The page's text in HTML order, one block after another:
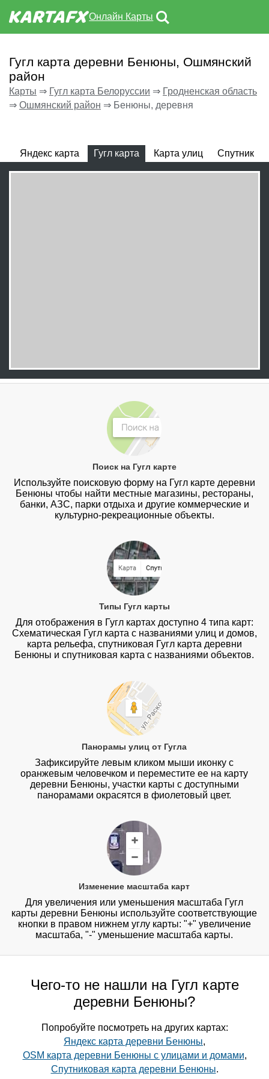
Онлайн Карты
Гугл карта деревни Бенюны, Ошмянский
район
Карты ⇒ Гугл карта Белоруссии ⇒ Гродненская область
⇒ Ошмянский район ⇒ Бенюны, деревня
Яндекс карта Гугл карта Карта улиц Спутник
Поиск на Гугл карте
Используйте поисковую форму на Гугл карте деревни
Бенюны чтобы найти местные магазины, рестораны,
банки, АЗС, парки отдыха и другие коммерческие и
культурно-рекреационные объекты.
Типы Гугл карты
Для отображения в Гугл картах доступно 4 типа карт:
Схематическая Гугл карта с названиями улиц и домов,
карта рельефа, спутниковая Гугл карта деревни
Бенюны и спутниковая карта с названиями объектов.
Панорамы улиц от Гугла
Зафиксируйте левым кликом мыши иконку с
оранжевым человечком и переместите ее на карту
деревни Бенюны, участки карты с доступными
панорамами окрасятся в фиолетовый цвет.
Изменение масштаба карт
Для увеличения или уменьшения масштаба Гугл
карты деревни Бенюны используйте соответствующие
кнопки в правом нижнем углу карты: "+" увеличение
масштаба, "-" уменьшение масштаба карты.
Чего-то не нашли на Гугл карте
деревни Бенюны?
Попробуйте посмотреть на других картах:
Яндекс карта деревни Бенюны,
OSM карта деревни Бенюны с улицами и домами,
Спутниковая карта деревни Бенюны.